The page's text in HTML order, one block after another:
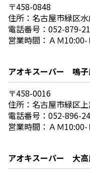
〒458-0848
住所：名古屋市緑区
電話番号：052-879-
営業時間：ＡＭ10:00-
アオキスーパー 鳴
〒458-0016
住所：名古屋市緑区
電話番号：052-896-
営業時間：ＡＭ10:00-
アオキスーパー 大